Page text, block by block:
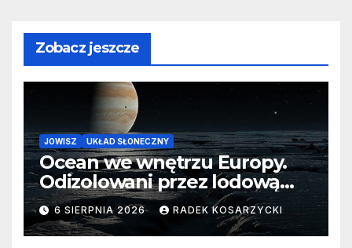
Zobacz jeszcze
JOWISZ UKŁAD SŁONECZNY
Ocean we wnętrzu Europy.
Odizolowani przez lodową
barierę
6 SIERPNIA 2026 RADEK KOSARZYCKI